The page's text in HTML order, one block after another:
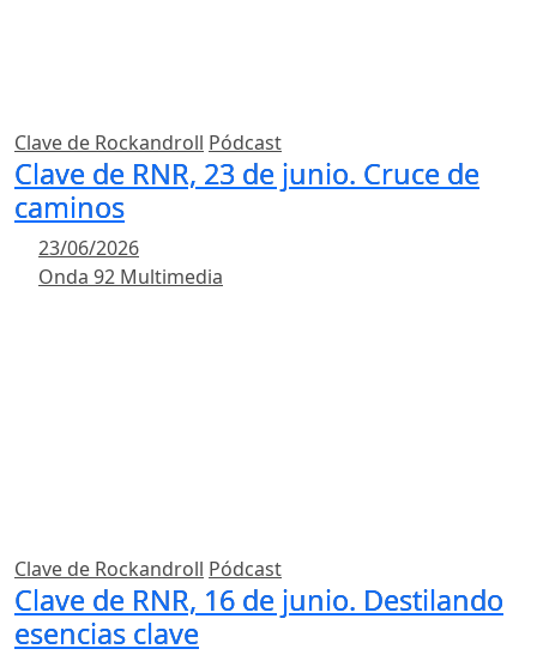
Clave de Rockandroll Pódcast
Clave de RNR, 23 de junio. Cruce de
caminos
23/06/2026
Onda 92 Multimedia
Clave de Rockandroll Pódcast
Clave de RNR, 16 de junio. Destilando
esencias clave